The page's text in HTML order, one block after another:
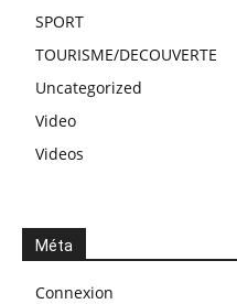
SPORT
TOURISME/DECOUVERTE
Uncategorized
Video
Videos
Méta
Connexion